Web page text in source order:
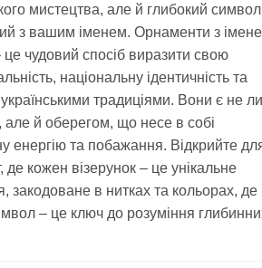
мистецтва, але й глибокий
з вашим іменем. Орнаменти з
це чудовий спосіб виразити свою
національну ідентичність та
українськими традиціями. Вони є не
але й оберегом, що несе в собі
енергію та побажання. Відкрийте
де кожен візерунок – це унікальне
закодоване в нитках та кольорах, де
– це ключ до розуміння